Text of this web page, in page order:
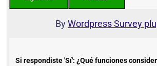
ByWordpress Survey
Si respondiste 'Sí': ¿Qué funciones